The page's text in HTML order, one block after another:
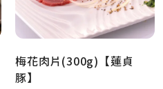
梅花肉片(300g)【蓮貞
豚】